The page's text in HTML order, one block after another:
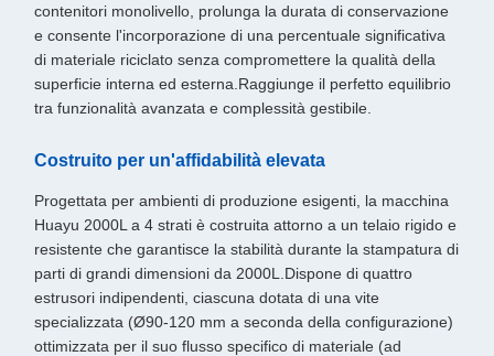
contenitori monolivello, prolunga la durata di conservazione
e consente l'incorporazione di una percentuale significativa
di materiale riciclato senza compromettere la qualità della
superficie interna ed esterna.Raggiunge il perfetto equilibrio
tra funzionalità avanzata e complessità gestibile.
Costruito per un'affidabilità elevata
Progettata per ambienti di produzione esigenti, la macchina
Huayu 2000L a 4 strati è costruita attorno a un telaio rigido e
resistente che garantisce la stabilità durante la stampatura di
parti di grandi dimensioni da 2000L.Dispone di quattro
estrusori indipendenti, ciascuna dotata di una vite
specializzata (Ø90-120 mm a seconda della configurazione)
ottimizzata per il suo flusso specifico di materiale (ad